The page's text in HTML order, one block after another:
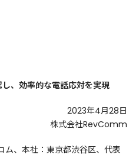
、効率的な電話応対を実現
2023年4月28日
株式会社RevComm
、本社：東京都渋谷区、代表